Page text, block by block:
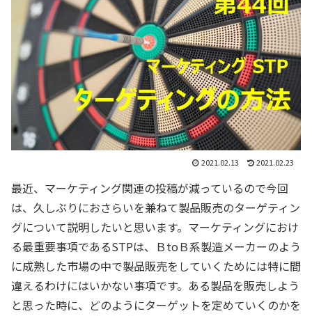
2021.02.13 2021.02.23
最近、マーケティング関連の投稿が減っているので今回
は、久しぶりにおさらいを兼ねて製品販売のターゲティン
グについて説明したいと思います。マーケティングにおけ
る最重要事項であるSTPは、ＢtoＢ系製造メーカーのよう
に成熟した市場の中で製品販売をしていくためには特に間
違えるわけにはいかない事項です。ある製品を販売しよう
と思った時に、どのようにターゲットを定めていくのかを